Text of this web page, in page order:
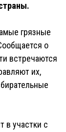
грязные
о
встречаются
их,
в участки с